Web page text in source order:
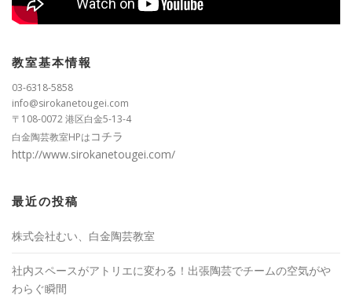
教室基本情報
03-6318-5858
info@sirokanetougei.com
〒108-0072 港区白金5-13-4
白金陶芸教室HPはコチラ
http://www.sirokanetougei.com/
最近の投稿
株式会社むい、白金陶芸教室
社内スペースがアトリエに変わる！出張陶芸でチームの空気がや
わらぐ瞬間